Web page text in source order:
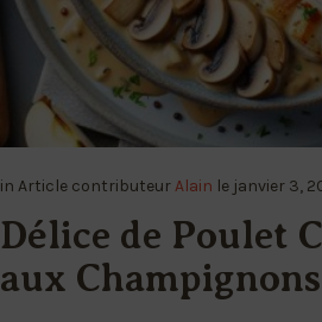
in Article contributeurAlain le janvier 3,
Délice de Poulet
aux Champignons